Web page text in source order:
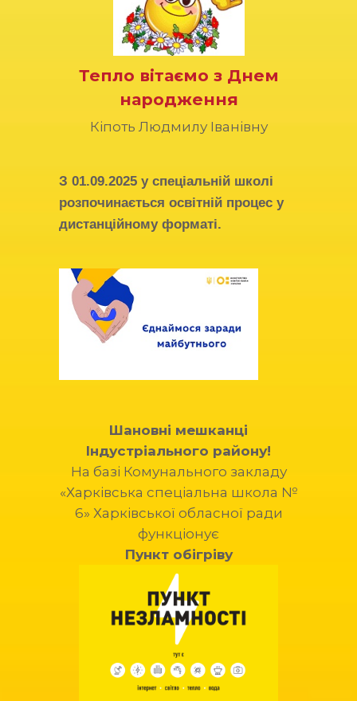
Тепло вітаємо з Днем
народження
Кіпоть Людмилу Іванівну
З 01.09.2025 у спеціальній школі
розпочинається освітній процес у
дистанційному форматі.
Шановні мешканці
Індустріального району!
На базі Комунального закладу
«Харківська спеціальна школа №
6» Харківської обласної ради
функціонує
Пункт обігріву